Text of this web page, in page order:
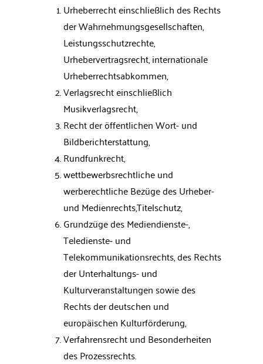
Urheberrecht einschließlich des Rechts
der Wahrnehmungsgesellschaften,
Leistungsschutzrechte,
Urhebervertragsrecht, internationale
Urheberrechtsabkommen,
Verlagsrecht einschließlich
Musikverlagsrecht,
Recht der öffentlichen Wort- und
Bildberichterstattung,
Rundfunkrecht,
wettbewerbsrechtliche und
werberechtliche Bezüge des Urheber-
und Medienrechts,Titelschutz,
Grundzüge des Mediendienste-,
Teledienste- und
Telekommunikationsrechts, des Rechts
der Unterhaltungs- und
Kulturveranstaltungen sowie des
Rechts der deutschen und
europäischen Kulturförderung,
Verfahrensrecht und Besonderheiten
des Prozessrechts.